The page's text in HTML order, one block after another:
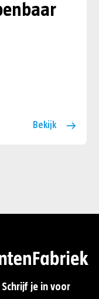
Bekijk
je in voor